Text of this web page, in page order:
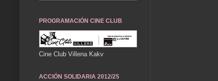
PROGRAMACIÓN CINE CLUB
Cine Club Villena Kakv
ACCIÓN SOLIDARIA 2012/25